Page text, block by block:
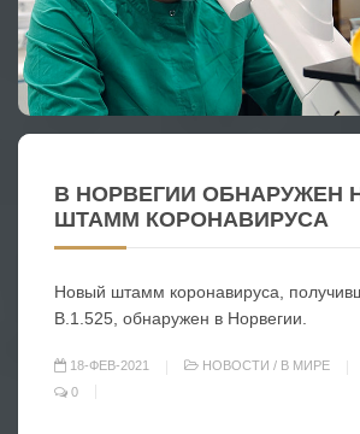
В НОРВЕГИИ ОБНАРУЖЕН
ШТАММ КОРОНАВИРУСА
Новый штамм коронавируса,
B.1.525, обнаружен в Норвегии.
18-ФЕВ-2021 НОВОСТИ / В МИРЕ
0